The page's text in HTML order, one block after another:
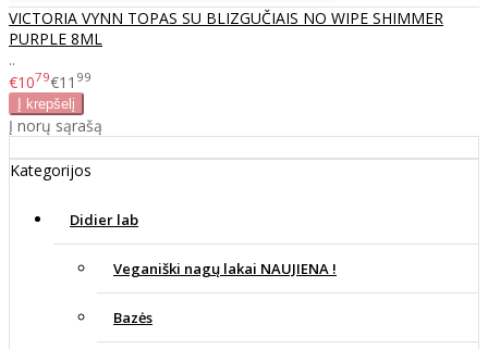
VICTORIA VYNN TOPAS SU BLIZGUČIAIS NO WIPE SHIMMER
PURPLE 8ML
..
€1079€11 99
Į norų sąrašą
Kategorijos
Didier lab
Veganiški nagų lakai NAUJIENA !
Bazės